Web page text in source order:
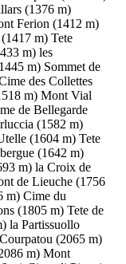
(1376 m)
Ferion (1412 m)
m) Tete
m) les
m) Sommet de
des Collettes
m) Mont Vial
de Bellegarde
(1582 m)
(1604 m) Tete
(1642 m)
m) la Croix de
de Lieuche (1756
m) Cime du
(1805 m) Tete de
la Partissuollo
(2065 m)
m) Mont